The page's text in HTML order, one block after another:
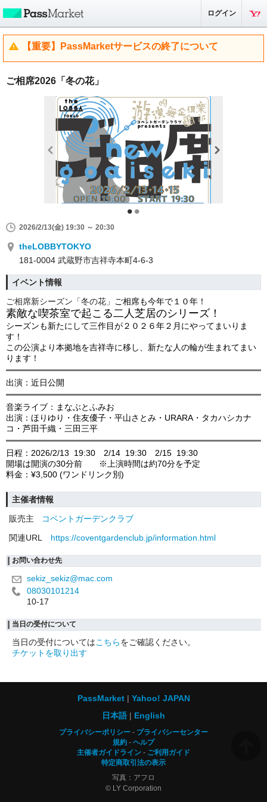
ログイン
【重要】PassMarketサービスの終了について
ご相席2026「冬の花」
2026/2/13(金) 19:30 ～ 20:30
theLOBBYTOKYO
181-0004 武蔵野市吉祥寺本町4-6-3
イベント情報
ご相席新シーズン「冬の花」
ご相席も今年で１０年！
素敵な喫茶室で起こる二人芝居のシリーズ！
シーズンも新たにして三作目が２０２６年２月にやってまいりま
す！
この公演より本拠地を吉祥寺に移し、新たな人の輪が生まれてまい
ります！
出演：近日公開
音楽ライブ：まなぶとふみお
出演：ほりゆり・住友優子・平山さとみ・URARA・タカハシカナ
コ・芦田千織・三田三平
日程：2026/2/13 19:30 2/14 19:30 2/15 19:30
開場は開演の30分前 ※上演時間は約70分を予定
料金：¥3,500 (ワンドリンク別)
主催者情報
販売主
コベントガーデンクラブ
関連URL
https://coventgardenclub.jp/information.html
お問い合わせ先
sekiz_sekiz@mac.com
08030101214
10-17
当日の受付について
当日の受付についてはこちらをご確認ください。
チケットを取り出す
PassMarket
Yahoo! JAPAN
日本語
English
プライバシーポリシー
プライバシーセンター
規約
ヘルプ
主催者ガイドライン
ご利用ガイド
特定商取引法の表示
写真：アフロ
© LY Corporation